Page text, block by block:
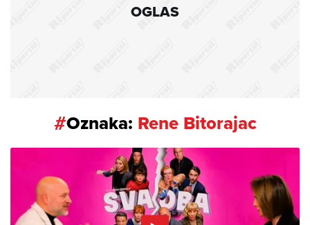
OGLAS
#Oznaka: Rene Bitorajac